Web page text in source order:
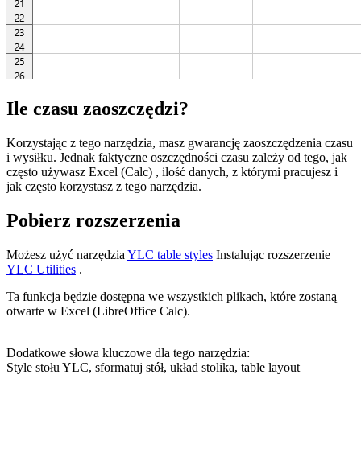
Ile czasu zaoszczędzi?
Korzystając z tego narzędzia, masz gwarancję zaoszczędzenia czasu
i wysiłku. Jednak faktyczne oszczędności czasu zależy od tego, jak
często używasz Excel (Calc) , ilość danych, z którymi pracujesz i
jak często korzystasz z tego narzędzia.
Pobierz rozszerzenia
Możesz użyć narzędzia YLC table styles Instalując rozszerzenie
YLC Utilities .
Ta funkcja będzie dostępna we wszystkich plikach, które zostaną
otwarte w Excel (LibreOffice Calc).
Dodatkowe słowa kluczowe dla tego narzędzia:
Style stołu YLC, sformatuj stół, układ stolika, table layout